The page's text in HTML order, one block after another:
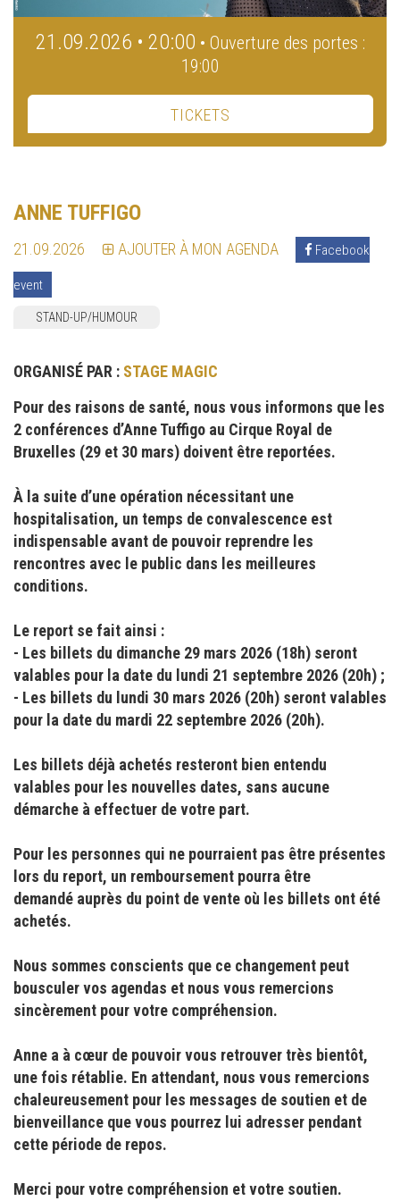
21.09.2026 • 20:00 • Ouverture des portes :
19:00
TICKETS
ANNE TUFFIGO
21.09.2026 AJOUTER À MON AGENDA Facebook
event
STAND-UP/HUMOUR
ORGANISÉ PAR : STAGE MAGIC
Pour des raisons de santé, nous vous informons que les
2 conférences d’Anne Tuffigo au Cirque Royal de
Bruxelles (29 et 30 mars) doivent être reportées.
À la suite d’une opération nécessitant une
hospitalisation, un temps de convalescence est
indispensable avant de pouvoir reprendre les
rencontres avec le public dans les meilleures
conditions.
Le report se fait ainsi :
- ⁠Les billets du dimanche 29 mars 2026 (18h) seront
valables pour la date du lundi 21 septembre 2026 (20h) ;
- ⁠Les billets du lundi 30 mars 2026 (20h) seront valables
pour la date du mardi 22 septembre 2026 (20h).
Les billets déjà achetés resteront bien entendu
valables pour les nouvelles dates, sans aucune
démarche à effectuer de votre part.
Pour les personnes qui ne pourraient pas être présentes
lors du report, un remboursement pourra être
demandé auprès du point de vente où les billets ont été
achetés.
Nous sommes conscients que ce changement peut
bousculer vos agendas et nous vous remercions
sincèrement pour votre compréhension.
Anne a à cœur de pouvoir vous retrouver très bientôt,
une fois rétablie. En attendant, nous vous remercions
chaleureusement pour les messages de soutien et de
bienveillance que vous pourrez lui adresser pendant
cette période de repos.
Merci pour votre compréhension et votre soutien.